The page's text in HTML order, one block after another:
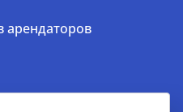
арендаторов